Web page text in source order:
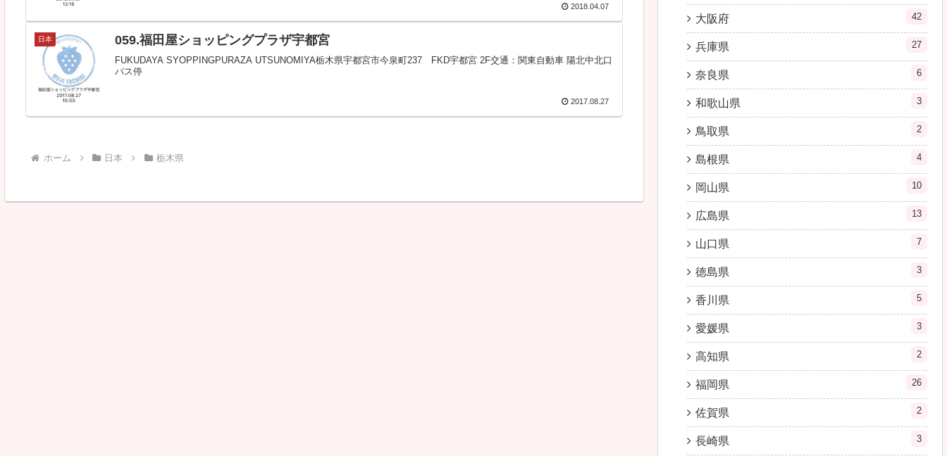
2018.04.07
日本 059.福田屋ショッピングプラザ宇都宮
FUKUDAYA SYOPPINGPURAZA UTSUNOMIYA栃木県宇都宮市今泉町237 FKD宇都宮 2F交通：関東自動車 陽北中北口
バス停
2017.08.27
ホーム 日本 栃木県
大阪府 42
兵庫県 27
奈良県 6
和歌山県 3
鳥取県 2
島根県 4
岡山県 10
広島県 13
山口県 7
徳島県 3
香川県 5
愛媛県 3
高知県 2
福岡県 26
佐賀県 2
長崎県 3